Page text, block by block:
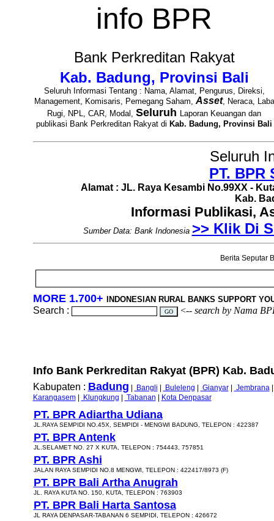
info BPR
Bank Perkreditan Rakyat
Kab. Badung, Provinsi Bali
Seluruh Informasi Tentang : Nama, Alamat, Pengurus, Direksi,
Management, Komisaris, Pemegang Saham,Asset, Neraca, Laba
Rugi, NPL, CAR, Modal, Seluruh Laporan Keuangan dan
publikasi Bank Perkreditan Rakyat di Kab. Badung, Provinsi Bali
Seluruh
PT. BPR
Alamat : JL. Raya Kesambi No.99XX -
Kab.
Informasi Publikasi,
Sumber Data: Bank Indonesia >> Klik Di
Berita Seputar
MORE 1.700+ INDONESIAN RURAL BANKS SUPPORT
Search : <-- search by Nama
Info Bank Perkreditan Rakyat (BPR) Kab.
Kabupaten : Badung Bangli Buleleng Gianyar| Jembrana
Karangasem| Klungkung Tabanan Kota Denpasar
PT. BPR Adiartha Udiana
JL.RAYA SEMPIDI NO.45X, SEMPIDI - MENGWI BADUNG, TELEPON : 422387
PT. BPR Antenk
JL.SELAMET NO. 27 X KUTA, TELEPON : 754443, 757851
PT. BPR Ashi
JALAN RAYA SEMPIDI NO.8 MENGWI, TELEPON : 422417/8973 (F)
PT. BPR Bali Artha Anugrah
JL. RAYA KUTA NO. 150, KUTA, TELEPON : 763903
PT. BPR Bali Harta Santosa
JL RAYA DENPASAR-TABANAN 6 SEMPIDI, TELEPON : 426672